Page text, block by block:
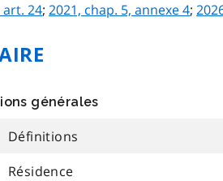
art. 24; 2021, chap. 5, annexe 4;
générales
Définitions
Résidence